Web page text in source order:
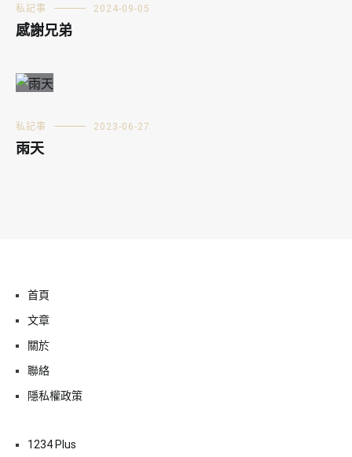
私記事 2024-09-05
感謝兄弟
私記事 2023-06-27
雨天
首頁
文章
關於
聯絡
隱私權政策
1234 Plus